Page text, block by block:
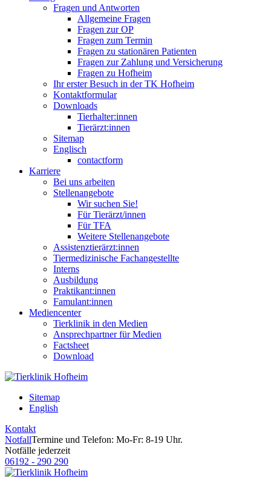
Fragen und Antworten
Allgemeine Fragen
Fragen zur OP
Fragen zum Termin
Fragen zu stationären Patienten
Fragen zur Zahlung und Versicherung
Fragen zu Hofheim
Ihr erster Besuch in der TK Hofheim
Kontaktformular
Downloads
Tierhalter:innen
Tierärzt:innen
Sitemap
Englisch
contactform
Karriere
Bei uns arbeiten
Stellenangebote
Wir suchen Sie!
Für Tierärzt/innen
Für TFA
Weitere Stellenangebote
Assistenztierärzt:innen
Tiermedizinische Fachangestellte
Interns
Ausbildung
Praktikant:innen
Famulant:innen
Mediencenter
Tierklinik in den Medien
Ansprechpartner für Medien
Factsheet
Download
Sitemap
English
Kontakt
NotfallTermine und Telefon: Mo-Fr: 8-19 Uhr.
Notfälle jederzeit
06192 - 290 290